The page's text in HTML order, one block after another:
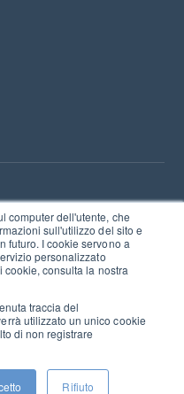
computer dell'utente, che
sull'utilizzo del sito e
futuro. I cookie servono a
personalizzato
consulta la nostra
traccia del
utilizzato un unico cookie
di non registrare
Rifiuto
a socio unico I